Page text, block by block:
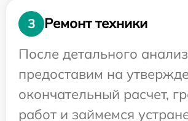
3
Ремонт техники
После детального
предоставим на
окончательный расчет,
работ и займемся